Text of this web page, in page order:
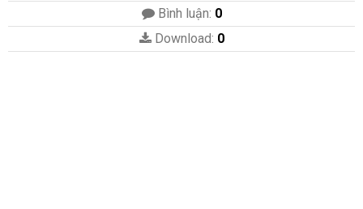
Bình luận: 0
Download: 0